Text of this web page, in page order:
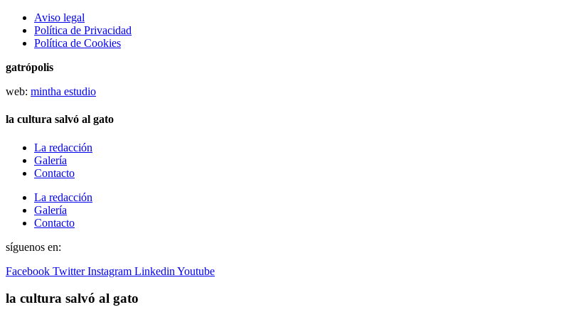
Aviso legal
Política de Privacidad
Política de Cookies
gatrópolis
web: mintha estudio
la cultura salvó al gato
La redacción
Galería
Contacto
La redacción
Galería
Contacto
síguenos en:
Facebook Twitter Instagram Linkedin Youtube
la cultura salvó al gato